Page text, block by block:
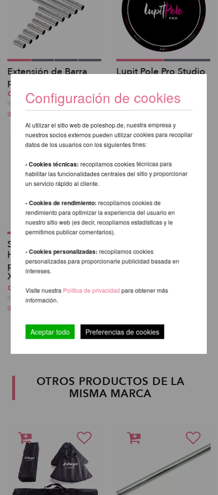
Extensión de Barra
para X-Pole
desde 29,97 EUR
incl. 23 % I.V.A. exkl.
gastos de envio
Lupit Pole Pro Studio
20,66 EUR
incl. 23 % I.V.A. exkl.
gastos de envio
Soporte de techo
horizontal estándar
para Barra Giratorio
XPert
desde 155,04 EUR
incl. 23 % I.V.A. exkl.
gastos de envio
OTROS PRODUCTOS DE LA
MISMA MARCA
Configuración de cookies
Al utilizar el sitio web de poleshop.de, nuestra empresa y
nuestros socios externos pueden utilizar cookies para recopilar
datos de los usuarios con los siguientes fines:
- Cookies técnicas:recopilamos cookies técnicas para
habilitar las funcionalidades centrales del sitio y proporcionar
un servicio rápido al cliente.
- Cookies de rendimiento: recopilamos cookies de
rendimiento para optimizar la experiencia del usuario en
nuestro sitio web (es decir, recopilamos estadísticas y le
permitimos publicar comentarios).
- Cookies personalizadas: recopilamos cookies
personalizadas para proporcionarle publicidad basada en
intereses.
Visite nuestra Política de privacidadpara obtener más
información.
Aceptar todo Preferencias de cookies